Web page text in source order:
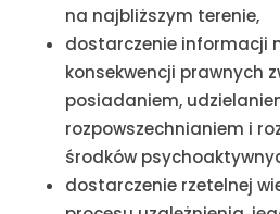
na najbliższym terenie,
dostarczenie informacji
konsekwencji prawnych
posiadaniem,
rozpowszechnianiem i
środków
dostarczenie rzetelnej